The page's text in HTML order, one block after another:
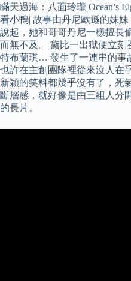
瞞天過海：八面玲瓏 Ocean’s
看小鴨| 故事由丹尼歐遜的妹
說起，她和哥哥丹尼一樣擅長
而無不及。 黛比一出獄便立
特布蘭琪… 發生了一連串的事
也許在主創團隊裡從來沒人在
新穎的笑料都幾乎沒有了，死
斷層感，就好像是由三組人分
的長片。